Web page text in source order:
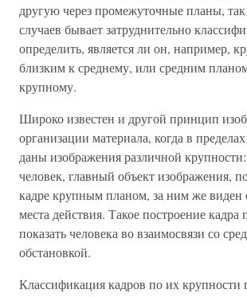
другую через промежуточные планы, так
случаев бывает затруднительно
определить, является ли он, например,
близким к среднему, или средним
крупному.
Широко известен и другой принцип
организации материала, когда в
даны изображения различной
человек, главный объект изображения,
кадре крупным планом, за ним же
места действия. Такое построение кадра
показать человека во взаимосвязи со
обстановкой.
Классификация кадров по их крупности